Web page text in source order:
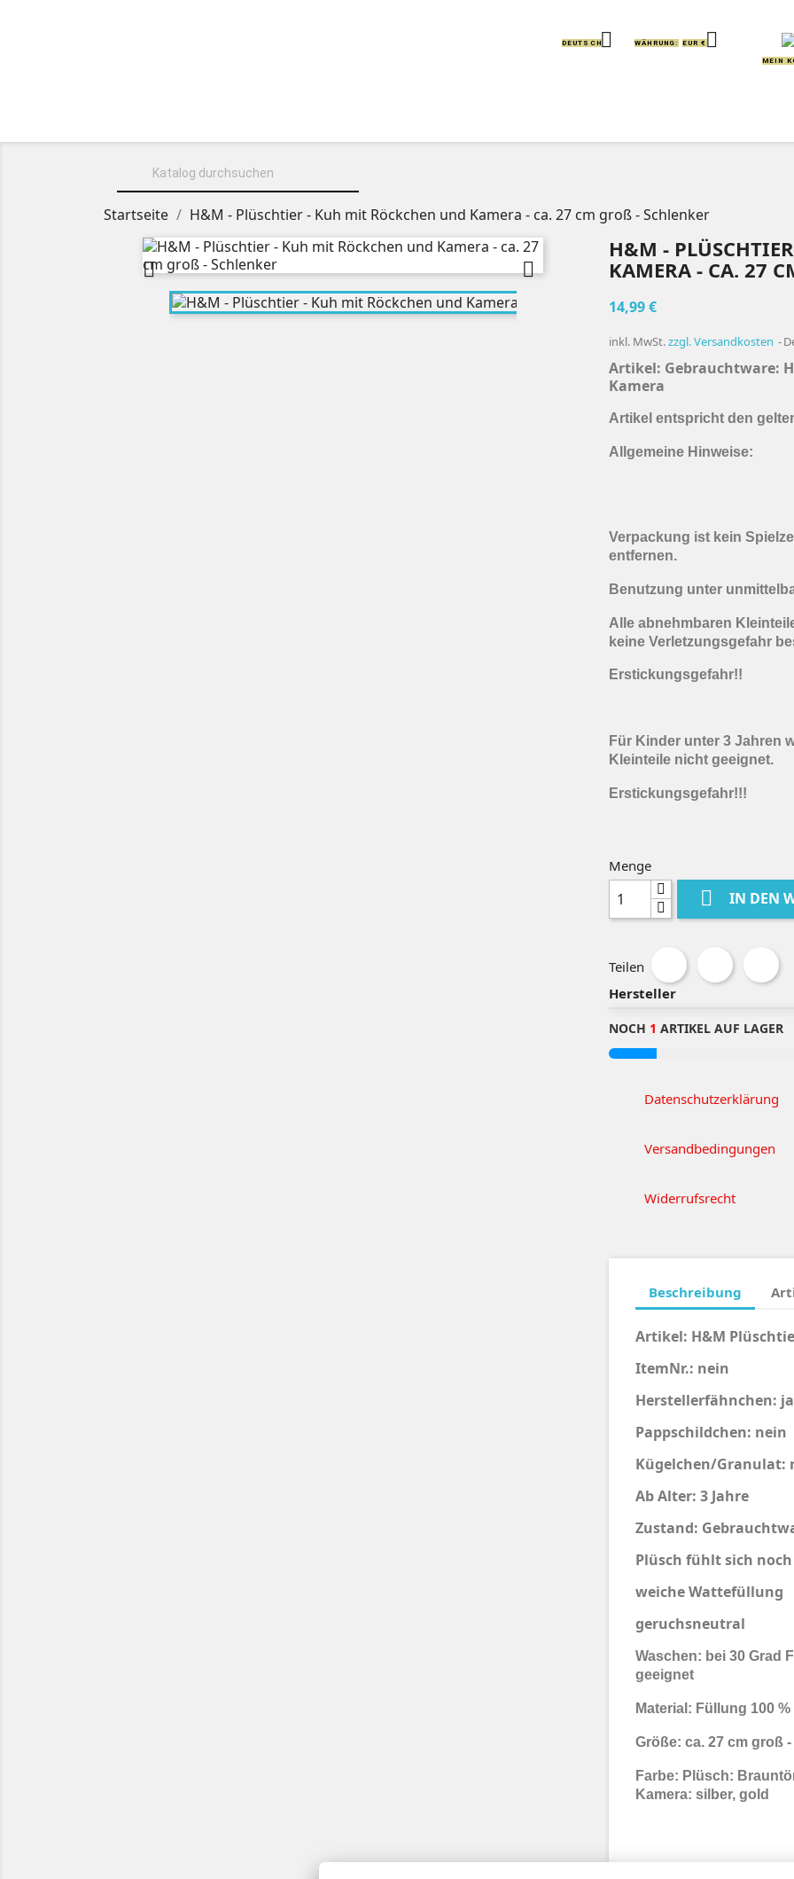
DEUTSCH WÄHRUNG: EUR €
MEIN

Startseite H&M - Plüschtier - Kuh mit Röckchen und Kamera - ca. 27 cm groß - Schlenker
 
H&M -
KAMERA - CA. 27
14,99 €
inkl. MwSt.zzgl. Versandkosten
Artikel: Gebrauchtware:
Kamera
Artikel entspricht den
Allgemeine Hinweise:
Verpackung ist kein
entfernen.
Benutzung unter
Alle abnehmbaren
keine Verletzungsgefahr
Erstickungsgefahr!!
Für Kinder unter 3 Jahren
Kleinteile nicht geeignet.
Erstickungsgefahr!!!
Menge
 IN DEN
Teilen
Hersteller
NOCH 1 ARTIKEL AUF LAGER
Datenschutzerklärung
Versandbedingungen
Widerrufsrecht
Beschreibung
Artikel: H&M
ItemNr.: nein
Herstellerfähnchen: ja
Pappschildchen: nein
Kügelchen/Granulat:
Ab Alter: 3 Jahre
Zustand:
Plüsch fühlt sich
weiche Wattefüllung
geruchsneutral
Waschen: bei 30 Grad
geeignet
Material: Füllung 100
Größe: ca. 27 cm groß
Farbe: Plüsch:
Kamera: silber, gold